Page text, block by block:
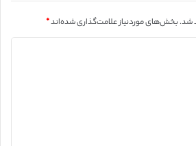
شد.بخش‌های موردنیاز علامت‌گذاری شده‌اند*